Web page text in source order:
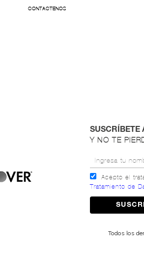
CONTACTENOS
SUSCRÍBETE
Y NO TE
Acepto el
Tratamiento de
Todos los